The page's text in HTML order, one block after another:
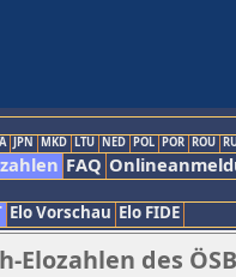
JPN MKD LTU NED POL POR ROU
FAQ
Elo Vorschau Elo FIDE
des ÖSB